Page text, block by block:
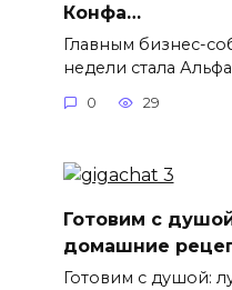
Конфа…
Главным бизнес-
недели стала
0 29
Готовим с
домашние
Готовим с душой: